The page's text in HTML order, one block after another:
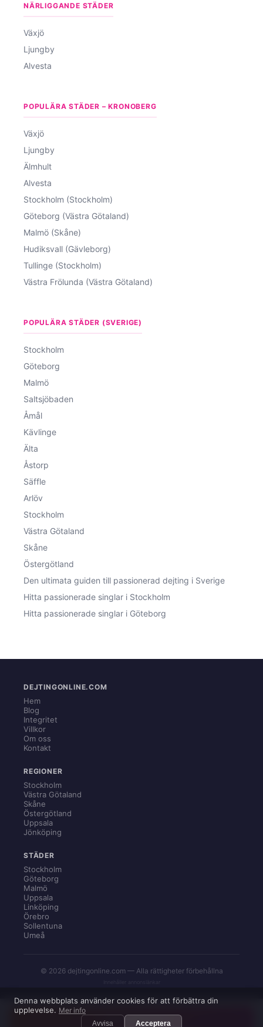
NÄRLIGGANDE STÄDER
Växjö
Ljungby
Alvesta
POPULÄRA STÄDER – KRONOBERG
Växjö
Ljungby
Älmhult
Alvesta
Stockholm (Stockholm)
Göteborg (Västra Götaland)
Malmö (Skåne)
Hudiksvall (Gävleborg)
Tullinge (Stockholm)
Västra Frölunda (Västra Götaland)
POPULÄRA STÄDER (SVERIGE)
Stockholm
Göteborg
Malmö
Saltsjöbaden
Åmål
Kävlinge
Älta
Åstorp
Säffle
Arlöv
Stockholm
Västra Götaland
Skåne
Östergötland
Den ultimata guiden till passionerad dejting i Sverige
Hitta passionerade singlar i Stockholm
Hitta passionerade singlar i Göteborg
✓ 100% diskret →
DEJTINGONLINE.COM
Hem
Blog
Integritet
Villkor
Om oss
Kontakt
REGIONER
Stockholm
Västra Götaland
Skåne
Östergötland
Uppsala
Jönköping
STÄDER
Stockholm
Göteborg
Malmö
Uppsala
Linköping
Örebro
Sollentuna
Umeå
© 2026 dejtingonline.com — Alla rättigheter förbehållna
Denna webbplats använder cookies för att förbättra din
upplevelse. Mer info
Avvisa Acceptera